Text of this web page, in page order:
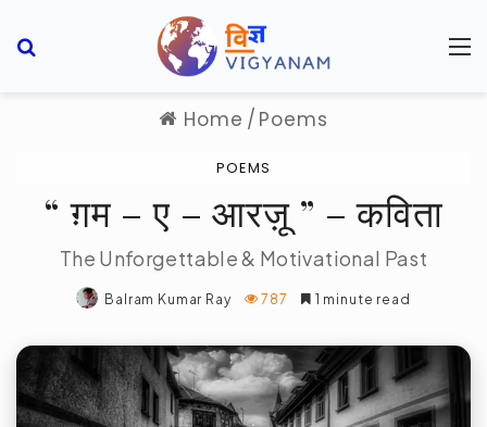
Home / Poems
POEMS
“ ग़म – ए – आरज़ू ” – कविता
The Unforgettable & Motivational Past
Balram Kumar Ray 787 1 minute read